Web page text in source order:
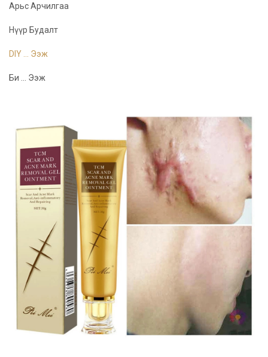
Арьс Арчилгаа
Нүүр Будалт
DIY ... Ээж
Би ... Ээж